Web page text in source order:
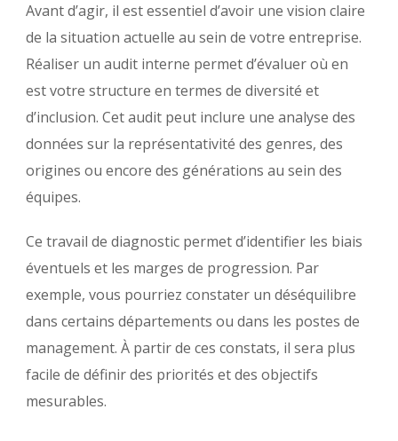
Avant d’agir, il est essentiel d’avoir une vision claire
de la situation actuelle au sein de votre entreprise.
Réaliser un audit interne permet d’évaluer où en
est votre structure en termes de diversité et
d’inclusion. Cet audit peut inclure une analyse des
données sur la représentativité des genres, des
origines ou encore des générations au sein des
équipes.
Ce travail de diagnostic permet d’identifier les biais
éventuels et les marges de progression. Par
exemple, vous pourriez constater un déséquilibre
dans certains départements ou dans les postes de
management. À partir de ces constats, il sera plus
facile de définir des priorités et des objectifs
mesurables.